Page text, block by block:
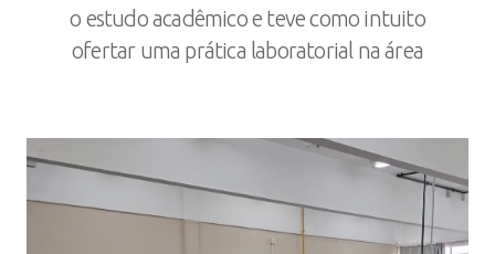
o estudo acadêmico e teve como intuito
ofertar uma prática laboratorial na área